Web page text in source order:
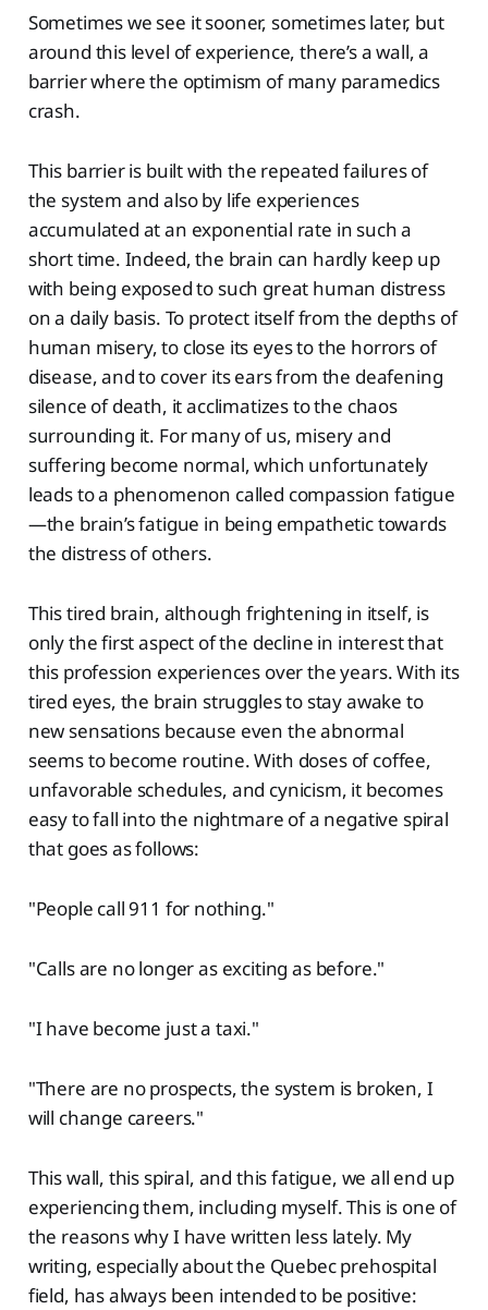
Sometimes we see it sooner, sometimes later, but
around this level of experience, there’s a wall, a
barrier where the optimism of many paramedics
crash.
This barrier is built with the repeated failures of
the system and also by life experiences
accumulated at an exponential rate in such a
short time. Indeed, the brain can hardly keep up
with being exposed to such great human distress
on a daily basis. To protect itself from the depths of
human misery, to close its eyes to the horrors of
disease, and to cover its ears from the deafening
silence of death, it acclimatizes to the chaos
surrounding it. For many of us, misery and
suffering become normal, which unfortunately
leads to a phenomenon called compassion fatigue
—the brain’s fatigue in being empathetic towards
the distress of others.
This tired brain, although frightening in itself, is
only the first aspect of the decline in interest that
this profession experiences over the years. With its
tired eyes, the brain struggles to stay awake to
new sensations because even the abnormal
seems to become routine. With doses of coffee,
unfavorable schedules, and cynicism, it becomes
easy to fall into the nightmare of a negative spiral
that goes as follows:
"People call 911 for nothing."
"Calls are no longer as exciting as before."
"I have become just a taxi."
"There are no prospects, the system is broken, I
will change careers."
This wall, this spiral, and this fatigue, we all end up
experiencing them, including myself. This is one of
the reasons why I have written less lately. My
writing, especially about the Quebec prehospital
field, has always been intended to be positive: